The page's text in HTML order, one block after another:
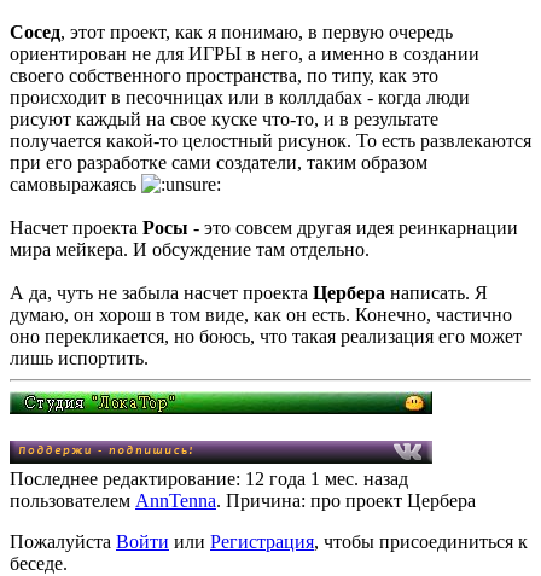
Сосед, этот проект, как я понимаю, в первую очередь
ориентирован не для ИГРЫ в него, а именно в создании
своего собственного пространства, по типу, как это
происходит в песочницах или в коллдабах - когда люди
рисуют каждый на свое куске что-то, и в результате
получается какой-то целостный рисунок. То есть развлекаются
при его разработке сами создатели, таким образом
самовыражаясь
Насчет проекта Росы - это совсем другая идея реинкарнации
мира мейкера. И обсуждение там отдельно.
А да, чуть не забыла насчет проекта Цербера написать. Я
думаю, он хорош в том виде, как он есть. Конечно, частично
оно перекликается, но боюсь, что такая реализация его может
лишь испортить.
Последнее редактирование: 12 года 1 мес. назад
пользователем AnnTenna. Причина: про проект Цербера
Пожалуйста Войти или Регистрация, чтобы присоединиться к
беседе.